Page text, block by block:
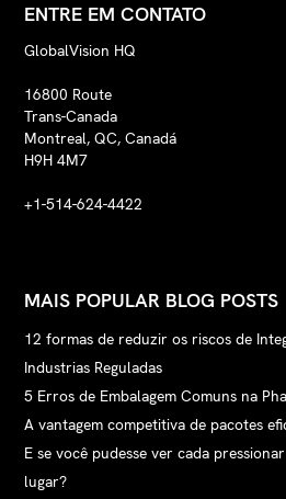
ENTRE EM CONTATO
GlobalVision HQ
16800 Route
Trans-Canada
Montreal, QC, Canadá
H9H 4M7
+1-514-624-4422
MAIS POPULAR BLOG POSTS
12 formas de reduzir os riscos de
Industrias Reguladas
5 Erros de Embalagem Comuns na
A vantagem competitiva de pacotes
E se você pudesse ver cada
lugar?